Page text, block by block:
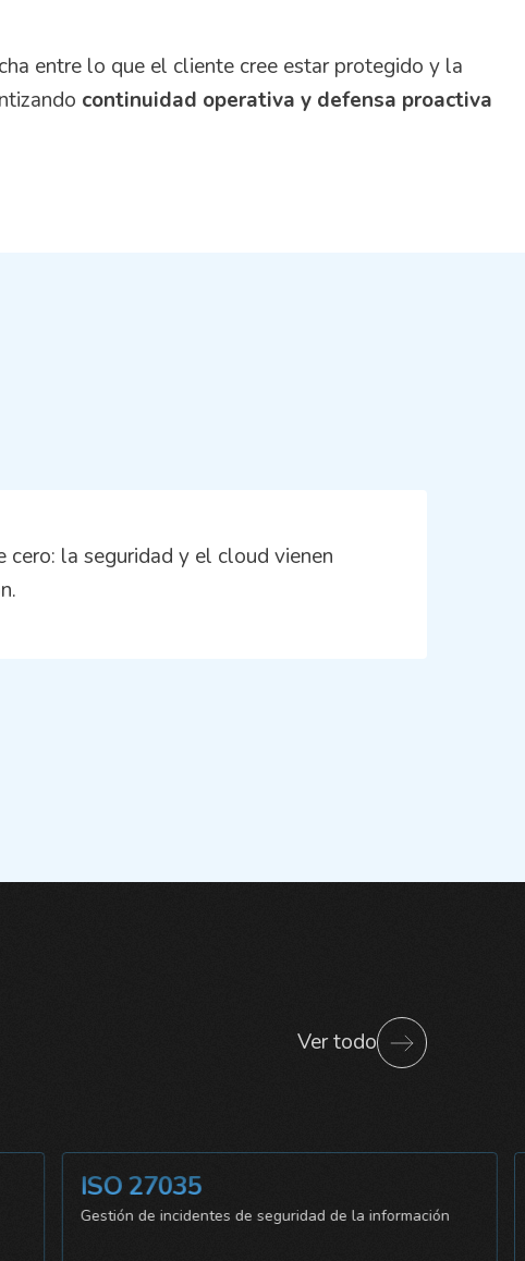
entre lo que el cliente cree estar protegido y la
continuidad operativa y defensa proactiva
cero: la seguridad y el cloud vienen
Ver todo
ISO 27035
Gestión de incidentes de seguridad de la información